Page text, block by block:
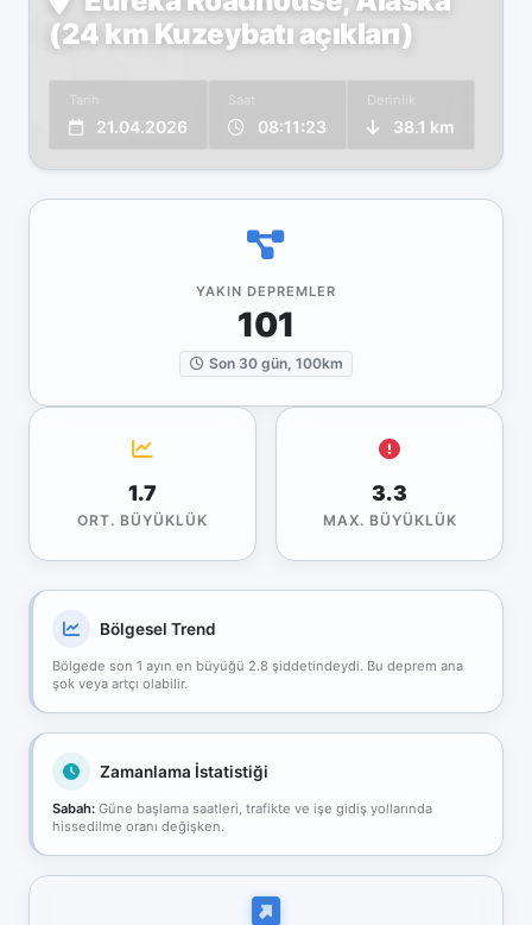
(24 km Kuzeybatı açıkları)
Tarih
21.04.2026
Saat
08:11:23
Derinlik
38.1 km
YAKIN DEPREMLER
101
Son 30 gün, 100km
1.7
ORT. BÜYÜKLÜK
3.3
MAX. BÜYÜKLÜK
Bölgesel Trend
Bölgede son 1 ayın en büyüğü 2.8 şiddetindeydi. Bu deprem ana
şok veya artçı olabilir.
Zamanlama İstatistiği
Sabah: Güne başlama saatleri, trafikte ve işe gidiş yollarında
hissedilme oranı değişken.